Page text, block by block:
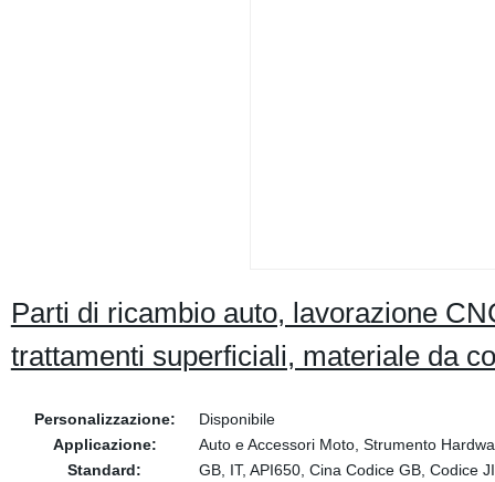
Parti di ricambio auto, lavorazione
trattamenti superficiali, materiale da
Personalizzazione:
Disponibile
Applicazione:
Auto e Accessori Moto, Strumento
Standard:
GB, IT, API650, Cina Codice GB, Codice